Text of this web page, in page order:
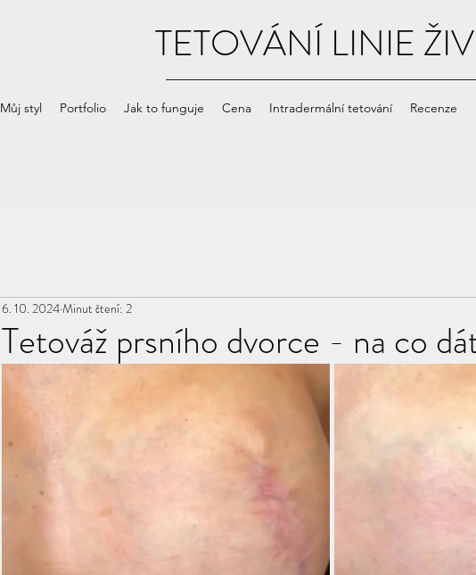
TETOVÁNÍ LINIE
Můj styl Portfolio Jak to funguje Cena Intradermální tetování Recenze
Tetováž prsního dvorce - na co
6. 10. 2024Minut čtení: 2